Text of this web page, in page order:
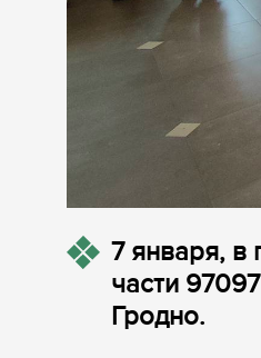
7 января, в
части
Гродно.